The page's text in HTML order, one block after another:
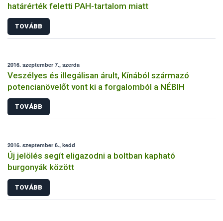
határérték feletti PAH-tartalom miatt
TOVÁBB
2016. szeptember 7., szerda
Veszélyes és illegálisan árult, Kínából származó
potencianövelőt vont ki a forgalomból a NÉBIH
TOVÁBB
2016. szeptember 6., kedd
Új jelölés segít eligazodni a boltban kapható
burgonyák között
TOVÁBB